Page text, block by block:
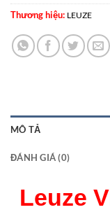
Thương hiệu: LEUZE
MÔ TẢ
ĐÁNH GIÁ (0)
Leuze